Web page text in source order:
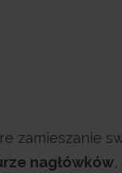
zamieszanie
nagłówków